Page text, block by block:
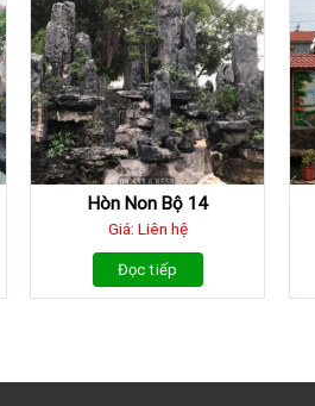
Hòn Non Bộ 14
Giá: Liên hệ
Đọc tiếp